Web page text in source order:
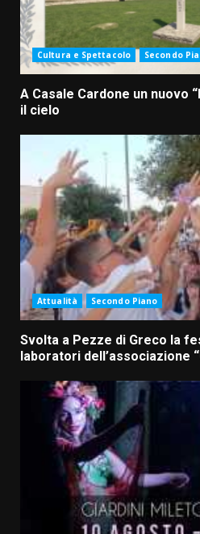
Cultura e Spettacolo Secondo
A Casale Cardone un nuovo
il cielo
Attualità Secondo Piano
Svolta a Pezze di Greco la
laboratori dell’associazione